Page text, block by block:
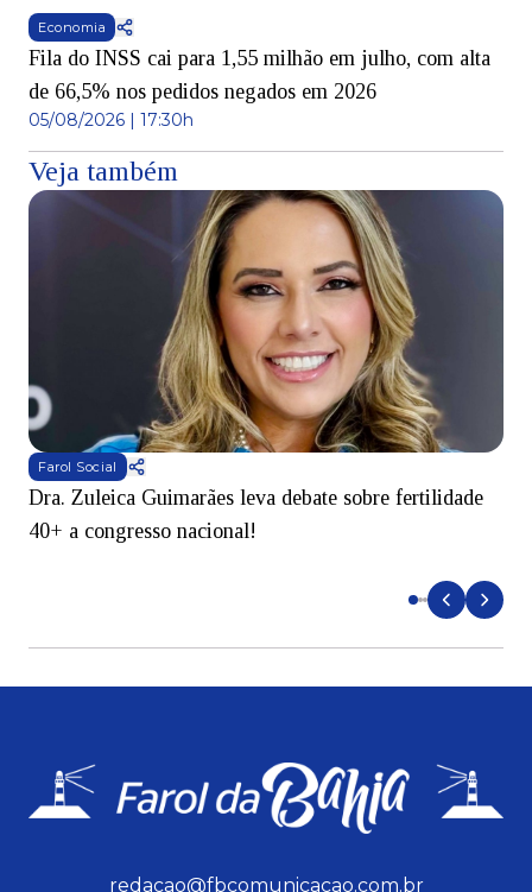
Economia
Fila do INSS cai para 1,55 milhão em julho, com alta
de 66,5% nos pedidos negados em 2026
05/08/2026 | 17:30h
Veja também
Farol Social
Dra. Zuleica Guimarães leva debate sobre fertilidade
40+ a congresso nacional!
redacao@fbcomunicacao.com.br